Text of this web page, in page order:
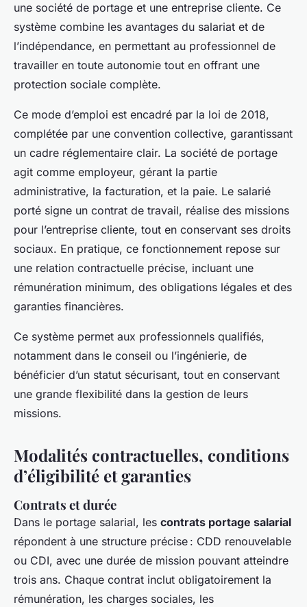
une société de portage et une entreprise cliente. Ce
système combine les avantages du salariat et de
l’indépendance, en permettant au professionnel de
travailler en toute autonomie tout en offrant une
protection sociale complète.
Ce mode d’emploi est encadré par la loi de 2018,
complétée par une convention collective, garantissant
un cadre réglementaire clair. La société de portage
agit comme employeur, gérant la partie
administrative, la facturation, et la paie. Le salarié
porté signe un contrat de travail, réalise des missions
pour l’entreprise cliente, tout en conservant ses droits
sociaux. En pratique, ce fonctionnement repose sur
une relation contractuelle précise, incluant une
rémunération minimum, des obligations légales et des
garanties financières.
Ce système permet aux professionnels qualifiés,
notamment dans le conseil ou l’ingénierie, de
bénéficier d’un statut sécurisant, tout en conservant
une grande flexibilité dans la gestion de leurs
missions.
Modalités contractuelles, conditions
d’éligibilité et garanties
Contrats et durée
Dans le portage salarial, les contrats portage salarial
répondent à une structure précise : CDD renouvelable
ou CDI, avec une durée de mission pouvant atteindre
trois ans. Chaque contrat inclut obligatoirement la
rémunération, les charges sociales, les